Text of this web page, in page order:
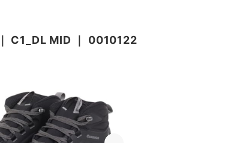
いとのことで、普段23.5
うかと思いましたが、
たためかなり厚手の靴
と、24.5の方が良いよう
にしました。 薄手の
かったです。 唯一、マ
靴ひもが上から3つが通
っかけるタイプのため、
いうより、きちんと引っ
てる途中に留め具から外
C1_DL MID 0010122